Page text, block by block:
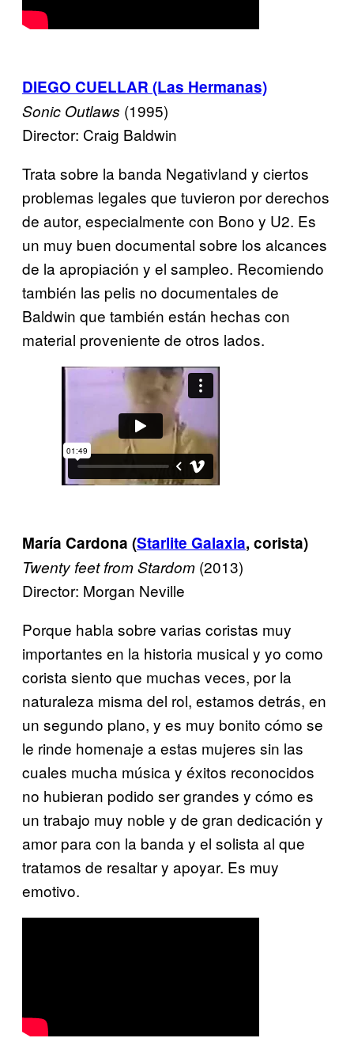
DIEGO CUELLAR (Las Hermanas)
Sonic Outlaws (1995)
Director: Craig Baldwin
Trata sobre la banda Negativland y ciertos
problemas legales que tuvieron por derechos
de autor, especialmente con Bono y U2. Es
un muy buen documental sobre los alcances
de la apropiación y el sampleo. Recomiendo
también las pelis no documentales de
Baldwin que también están hechas con
material proveniente de otros lados.
María Cardona (Starlite Galaxia, corista)
Twenty feet from Stardom (2013)
Director: Morgan Neville
Porque habla sobre varias coristas muy
importantes en la historia musical y yo como
corista siento que muchas veces, por la
naturaleza misma del rol, estamos detrás, en
un segundo plano, y es muy bonito cómo se
le rinde homenaje a estas mujeres sin las
cuales mucha música y éxitos reconocidos
no hubieran podido ser grandes y cómo es
un trabajo muy noble y de gran dedicación y
amor para con la banda y el solista al que
tratamos de resaltar y apoyar. Es muy
emotivo.